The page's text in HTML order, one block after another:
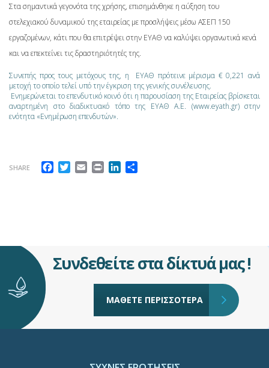
Στα σημαντικά γεγονότα της χρήσης, επισημάνθηκε η αύξηση του
στελεχιακού δυναμικού της εταιρείας με προσλήψεις μέσω ΑΣΕΠ 150
εργαζομένων, κάτι που θα επιτρέψει στην ΕΥΑΘ να καλύψει οργανωτικά κενά
και να επεκτείνει τις δραστηριότητές της.
Συνεπής προς τους μετόχους της, η ΕΥΑΘ πρότεινε μέρισμα € 0,221 ανά
μετοχή το οποίο τελεί υπό την έγκριση της γενικής συνέλευσης.
Ενημερώνεται το επενδυτικό κοινό ότι η παρουσίαση της Εταιρείας βρίσκεται
αναρτημένη στο διαδικτυακό τόπο της ΕΥΑΘ Α.Ε. (www.eyath.gr) στην
ενότητα «Ενημέρωση επενδυτών».
SHARE Facebook
Twitter
EmailPrintLinkedIn
Συνδεθείτε στα δίκτυά μας !
ΜΑΘΕΤΕ ΠΕΡΙΣΣΟΤΕΡΑ